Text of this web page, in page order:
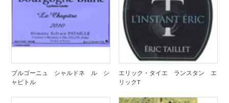
ブルゴーニュ シャルドネ ル シ
ャピトル
エリック・タイエ ランスタン エ
リックT